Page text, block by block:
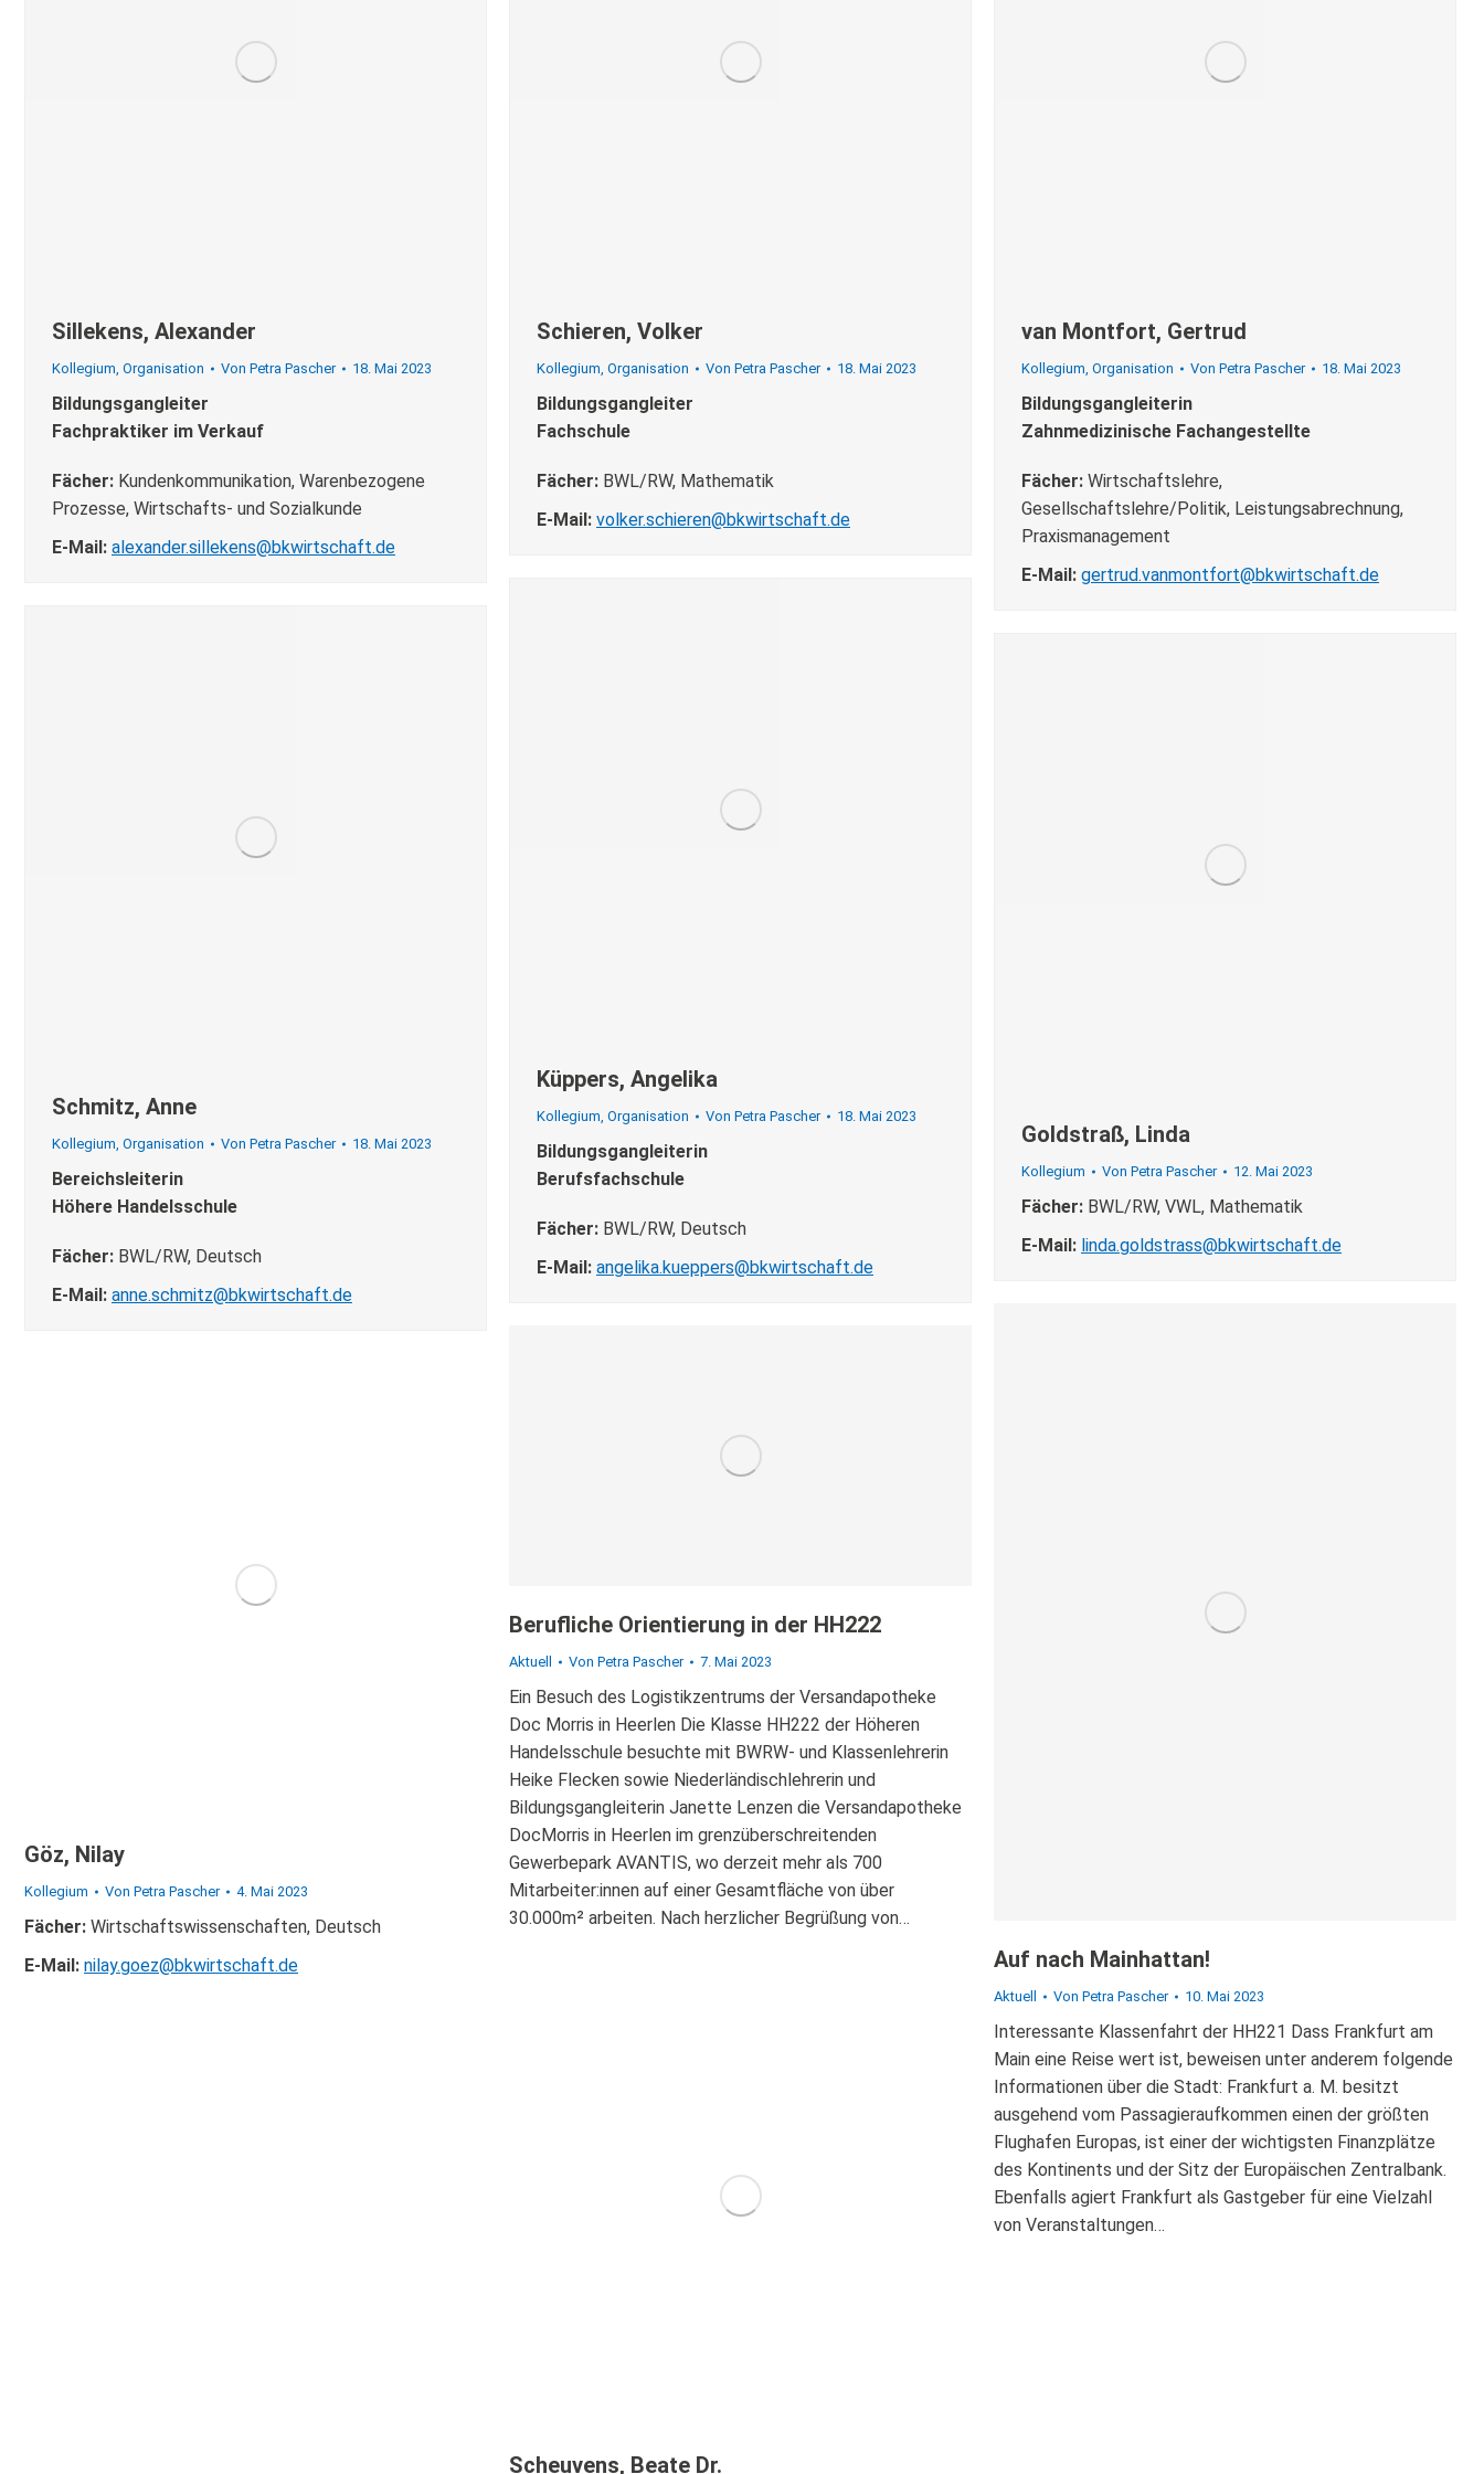
Sillekens, Alexander
Kollegium, Organisation Von Petra Pascher 18. Mai 2023
Bildungsgangleiter
Fachpraktiker im Verkauf
Fächer: Kundenkommunikation, Warenbezogene
Prozesse, Wirtschafts- und Sozialkunde
E-Mail: alexander.sillekens@bkwirtschaft.de
Schieren, Volker
Kollegium, Organisation Von Petra Pascher 18. Mai 2023
Bildungsgangleiter
Fachschule
Fächer: BWL/RW, Mathematik
E-Mail: volker.schieren@bkwirtschaft.de
van Montfort, Gertrud
Kollegium, Organisation Von Petra Pascher 18. Mai 2023
Bildungsgangleiterin
Zahnmedizinische Fachangestellte
Fächer: Wirtschaftslehre,
Gesellschaftslehre/Politik, Leistungsabrechnung,
Praxismanagement
E-Mail: gertrud.vanmontfort@bkwirtschaft.de
Küppers, Angelika
Kollegium, Organisation Von Petra Pascher 18. Mai 2023
Bildungsgangleiterin
Berufsfachschule
Fächer: BWL/RW, Deutsch
E-Mail: angelika.kueppers@bkwirtschaft.de
Schmitz, Anne
Kollegium, Organisation Von Petra Pascher 18. Mai 2023
Bereichsleiterin
Höhere Handelsschule
Fächer: BWL/RW, Deutsch
E-Mail: anne.schmitz@bkwirtschaft.de
Goldstraß, Linda
Kollegium Von Petra Pascher 12. Mai 2023
Fächer: BWL/RW, VWL, Mathematik
E-Mail: linda.goldstrass@bkwirtschaft.de
Auf nach Mainhattan!
Aktuell Von Petra Pascher 10. Mai 2023
Interessante Klassenfahrt der HH221 Dass Frankfurt am
Main eine Reise wert ist, beweisen unter anderem folgende
Informationen über die Stadt: Frankfurt a. M. besitzt
ausgehend vom Passagieraufkommen einen der größten
Flughafen Europas, ist einer der wichtigsten Finanzplätze
des Kontinents und der Sitz der Europäischen Zentralbank.
Ebenfalls agiert Frankfurt als Gastgeber für eine Vielzahl
von Veranstaltungen…
Berufliche Orientierung in der HH222
Aktuell Von Petra Pascher 7. Mai 2023
Ein Besuch des Logistikzentrums der Versandapotheke
Doc Morris in Heerlen Die Klasse HH222 der Höheren
Handelsschule besuchte mit BWRW- und Klassenlehrerin
Heike Flecken sowie Niederländischlehrerin und
Bildungsgangleiterin Janette Lenzen die Versandapotheke
DocMorris in Heerlen im grenzüberschreitenden
Gewerbepark AVANTIS, wo derzeit mehr als 700
Mitarbeiter:innen auf einer Gesamtfläche von über
30.000m² arbeiten. Nach herzlicher Begrüßung von…
Göz, Nilay
Kollegium Von Petra Pascher 4. Mai 2023
Fächer: Wirtschaftswissenschaften, Deutsch
E-Mail: nilay.goez@bkwirtschaft.de
Scheuvens, Beate Dr.